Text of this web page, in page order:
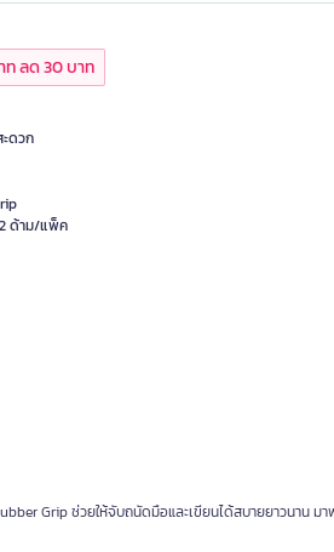
ลด 30 บาท
ดวก
ด้าม/แพ็ค
Grip ช่วยให้จับถนัดมือและเขียนได้สบายยาวนาน ม